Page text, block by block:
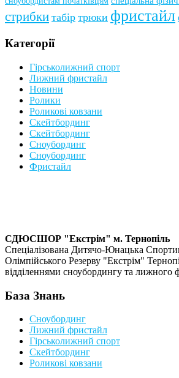
стрибки табір трюки фристайл
Категорії
Гірськолижний спорт
Лижний фристайл
Новини
Ролики
Роликові ковзани
Скейтбординг
Скейтбординг
Сноубординг
Сноубординг
Фристайл
СДЮСШОР "Екстрім" м. Тернопіль
Спеціалізована Дитячо-Юнацька
Олімпійського Резерву "Екстрім"
відділеннями сноубордингу та лижного
База Знань
Сноубординг
Лижний фристайл
Гірськолижний спорт
Скейтбординг
Роликові ковзани